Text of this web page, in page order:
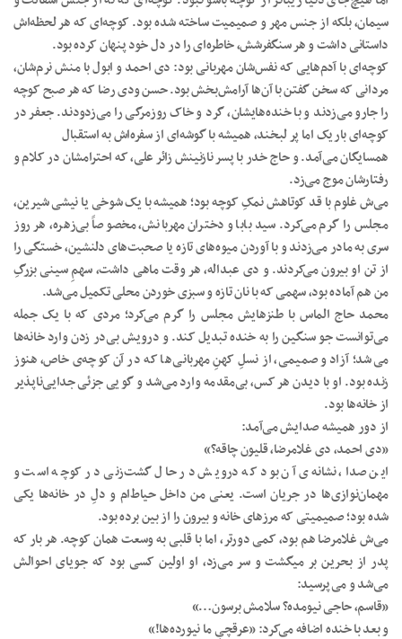
سیمان، بلکه از جنس مهر و صمیمیت ساخته شده بود. کوچه‌ای که هر لحظه‌اش
داستانی داشت و هر سنگفرشش، خاطره‌ای را در دل خود پنهان کرده بود.
کوچه‌ای با آدم‌هایی که نفس‌شان مهربانی بود: دی احمد و ابول با منش نرم‌شان،
مردانی که سخن گفتن با آن‌ها آرامش‌بخش بود. حسن ودی رضا که هر صبح کوچه
را جارو می‌زدند و با خنده‌هایشان، گرد و خاک روزمرگی را می‌زدودند. جعفر در
کوچه‌ای باریک اما پر لبخند، همیشه با گوشه‌ای از سفره‌اش به استقبال
همسایگان می‌آمد. و حاج خدر با پسر نازنینش زائر علی، که احترامشان در کلام و
رفتارشان موج می‌زد.
می‌ش غلوم با قد کوتاهش نمکِ کوچه بود؛ همیشه با یک شوخی یا نیشی شیرین،
مجلس را گرم می‌کرد. سید بابا و دختران مهربانش، مخصوصاً بی‌زهره، هر روز
سری به مادر می‌زدند و با آوردن میوه‌های تازه یا صحبت‌های دلنشین، خستگی را
از تن او بیرون می‌کردند. و دی عبداله، هر وقت ماهی داشت، سهمِ سینی بزرگِ
من هم آماده بود، سهمی که با نان تازه و سبزی خوردن محلی تکمیل می‌شد.
محمد حاج الماس با طنزهایش مجلس را گرم می‌کرد؛ مردی که با یک جمله
می‌توانست جو سنگین را به خنده تبدیل کند. و درویش بی‌در زدن وارد خانه‌ها
می‌شد؛ آزاد و صمیمی، از نسلِ کهنِ مهربانی‌ها که در آن کوچه‌ی خاص، هنوز
زنده بود. او با دیدن هر کس، بی‌مقدمه وارد می‌شد و گویی جزئی جدایی‌ناپذیر
از خانه‌ها بود.
از دور همیشه صدایش می‌آمد:
«دی احمد، دی غلامرضا، قلیون چاقه؟»
این صدا، نشانه‌ی آن بود که درویش در حال گشت‌زنی در کوچه است و
مهمان‌نوازی‌ها در جریان است. یعنی من داخل حیاط‌ام و دلِ در خانه‌ها یکی
شده بود؛ صمیمیتی که مرزهای خانه و بیرون را از بین برده بود.
می‌ش غلامرضا هم بود، کمی دورتر، اما با قلبی به وسعت همان کوچه. هر بار که
پدر از بحرین بر میگشت و سر می‌زد، او اولین کسی بود که جویای احوالش
می‌شد و می‌پرسید:
«قاسم، حاجی نیومده؟ سلامش برسون…»
و بعد با خنده اضافه می‌کرد: «عرقچیِ ما نیورده‌ها!»